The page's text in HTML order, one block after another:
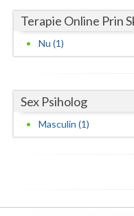
Mures
Olt
Terapie Online Prin
Nu (1)
Sex Psiholog
Masculin (1)